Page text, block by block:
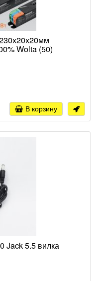
Wolta (50)
В корзину
Jack 5.5 вилка